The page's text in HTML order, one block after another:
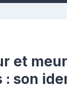
et
: son